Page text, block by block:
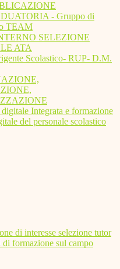
- Gruppo di
TEAM
SELEZIONE
ATA
Scolastico- RUP- D.M.
Integrata e formazione
del personale scolastico
di interesse selezione tutor
formazione sul campo